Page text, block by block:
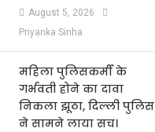
August 5, 2026
Priyanka Sinha
महिला पुलिसकर्मी के
गर्भवती होने का दावा
निकला झूठा, दिल्ली पुलिस
ने सामने लाया सच।